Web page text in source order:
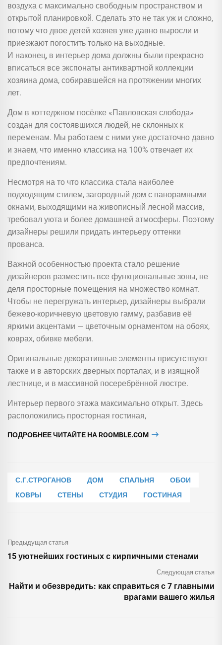
воздуха с максимально свободным пространством и
открытой планировкой. Сделать это не так уж и сложно,
потому что двое детей хозяев уже давно выросли и
приезжают погостить только на выходные.
И наконец, в интерьер дома должны были прекрасно
вписаться все экспонаты антиквартной коллекции
хозяина дома, собиравшейся на протяжении многих
лет.
Дом в коттеджном посёлке «Павловская слобода»
создан для состоявшихся людей, не склонных к
переменам. Мы работаем с ними уже достаточно давно
и знаем, что именно классика на 100% отвечает их
предпочтениям.
Несмотря на то что классика стала наиболее
подходящим стилем, загородный дом с панорамными
окнами, выходящими на живописный лесной массив,
требовал уюта и более домашней атмосферы. Поэтому
дизайнеры решили придать интерьеру оттенки
прованса.
Важной особенностью проекта стало решение
дизайнеров разместить все функциональные зоны, не
деля просторные помещения на множество комнат.
Чтобы не перегружать интерьер, дизайнеры выбрали
бежево-коричневую цветовую гамму, разбавив её
яркими акцентами — цветочным орнаментом на обоях,
коврах, обивке мебели.
Оригинальные декоративные элементы присутствуют
также и в авторских дверных порталах, и в изящной
лестнице, и в массивной посеребрённой люстре.
Интерьер первого этажа максимально открыт. Здесь
расположились просторная гостиная,
ПОДРОБНЕЕ ЧИТАЙТЕ НА ROOMBLE.COM
С.Г.СТРОГАНОВ ДОМ СПАЛЬНЯ
ОБОИ
КОВРЫ
СТЕНЫ СТУДИЯ ГОСТИНАЯ
Предыдущая статья
15 уютнейших гостиных с кирпичными стенами
Следующая статья
Найти и обезвредить: как справиться с 7 главными
врагами вашего жилья